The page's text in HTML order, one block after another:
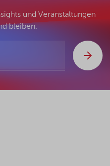
und Veranstaltungen
bleiben.